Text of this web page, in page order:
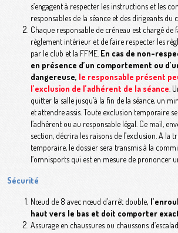
s’engagent à respecter les instructions et les
responsables de la séance et des dirigeants du
Chaque responsable de créneau est chargé de
règlement intérieur et de faire respecter les
par le club et la FFME. En cas de non-
en présence d’un comportement ou
dangereuse, le responsable présent
l’exclusion de l’adhérent de la séance .
quitter la salle jusqu’à la fin de la séance, un
et attendre assis. Toute exclusion temporaire
l’adhérent ou au responsable légal. Ce mail,
section, décrira les raisons de l’exclusion. A la
temporaire, le dossier sera transmis à la
l’omnisports qui est en mesure de prononcer
Sécurité
Nœud de 8 avec nœud d’arrêt double,
haut vers le bas et doit comporter
Assurage en chaussures ou chaussons